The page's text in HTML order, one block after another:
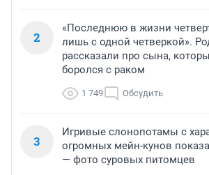
2
«Последнюю в жизни
лишь с одной четверкой».
рассказали про сына,
боролся с раком
1 749 Обсудить
3
Игривые слонопотамы с
огромных мейн-кунов
— фото суровых питомцев